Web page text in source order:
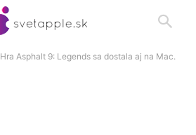
Hra Asphalt 9: Legends sa dostala aj na Mac.